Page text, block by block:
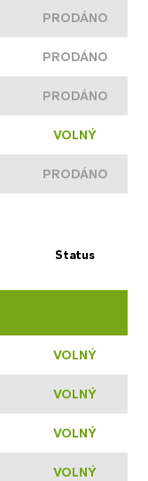
PRODÁNO
PRODÁNO
PRODÁNO
VOLNÝ
PRODÁNO
Status
VOLNÝ
VOLNÝ
VOLNÝ
VOLNÝ